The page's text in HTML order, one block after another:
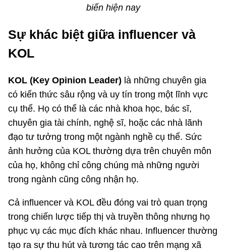
biến hiện nay
Sự khác biệt giữa influencer và
KOL
KOL (Key Opinion Leader) là những chuyên gia
có kiến thức sâu rộng và uy tín trong một lĩnh vực
cụ thể. Họ có thể là các nhà khoa học, bác sĩ,
chuyên gia tài chính, nghệ sĩ, hoặc các nhà lãnh
đạo tư tưởng trong một ngành nghề cụ thể. Sức
ảnh hưởng của KOL thường dựa trên chuyên môn
của họ, không chỉ công chúng mà những người
trong ngành cũng công nhận họ.
Cả influencer và KOL đều đóng vai trò quan trọng
trong chiến lược tiếp thị và truyền thông nhưng họ
phục vụ các mục đích khác nhau. Influencer thường
tạo ra sự thu hút và tương tác cao trên mạng xã